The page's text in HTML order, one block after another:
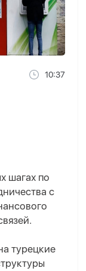
10:37
шагах по
с
турецкие